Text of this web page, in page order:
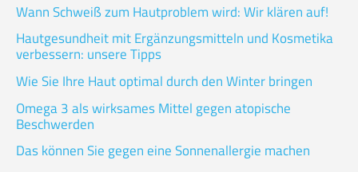
Wann Schweiß zum Hautproblem wird: Wir klären auf!
Hautgesundheit mit Ergänzungsmitteln und Kosmetika
verbessern: unsere Tipps
Wie Sie Ihre Haut optimal durch den Winter bringen
Omega 3 als wirksames Mittel gegen atopische
Beschwerden
Das können Sie gegen eine Sonnenallergie machen